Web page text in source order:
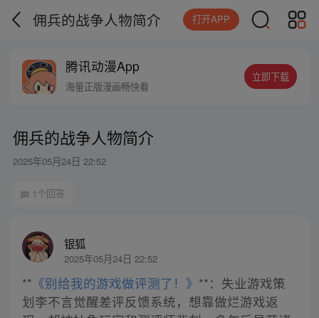
佣兵的战争人物简介 打开APP
腾讯动漫App
海量正版漫画畅快看
立即下载
佣兵的战争人物简介
2025年05月24日 22:52
1个回答
银狐
2025年05月24日 22:52
** 《别给我的游戏做评测了！》 **：失业游戏策
划李不言觉醒差评反馈系统，想靠做烂游戏返